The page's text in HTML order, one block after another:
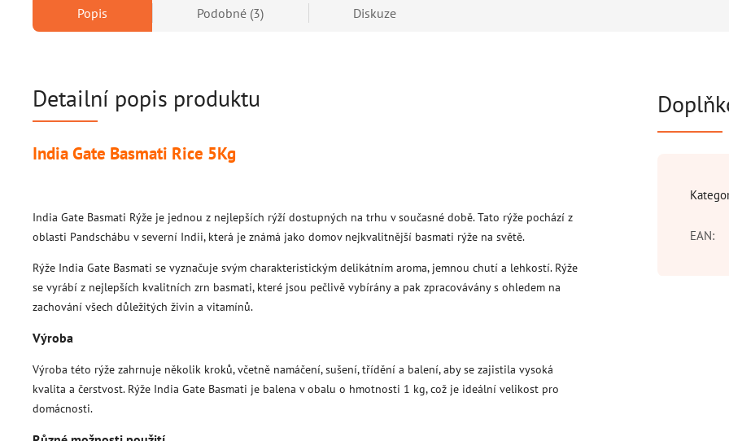
Popis Podobné (3) Diskuze
Detailní popis produktu
India Gate Basmati Rice 5Kg
India Gate Basmati Rýže je jednou z nejlepších rýží dostupných na trhu v současné době. Tato rýže pochází z
oblasti Pandschábu v severní Indii, která je známá jako domov nejkvalitnější basmati rýže na světě.
Rýže India Gate Basmati se vyznačuje svým charakteristickým delikátním aroma, jemnou chutí a lehkostí. Rýže
se vyrábí z nejlepších kvalitních zrn basmati, které jsou pečlivě vybírány a pak zpracovávány s ohledem na
zachování všech důležitých živin a vitamínů.
Výroba
Výroba této rýže zahrnuje několik kroků, včetně namáčení, sušení, třídění a balení, aby se zajistila vysoká
kvalita a čerstvost. Rýže India Gate Basmati je balena v obalu o hmotnosti 1 kg, což je ideální velikost pro
domácnosti.
EAN: